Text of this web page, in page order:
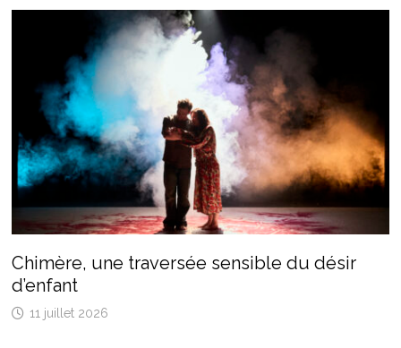
Chimère, une traversée sensible du désir
d’enfant
11 juillet 2026